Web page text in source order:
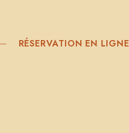
RÉSERVATION EN LIGNE